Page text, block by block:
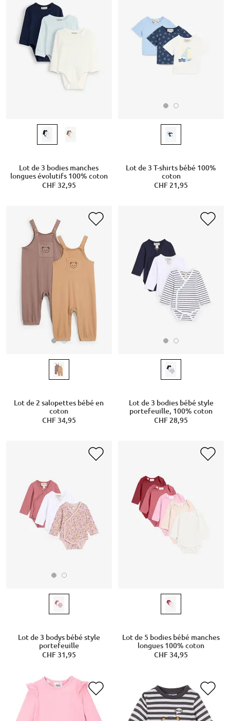
Lot de 3 bodies manches
longues évolutifs 100% coton
CHF 32,95
Lot de 3 T-shirts bébé 100%
coton
CHF 21,95
Lot de 2 salopettes bébé en
coton
CHF 34,95
Lot de 3 bodies bébé style
portefeuille, 100% coton
CHF 28,95
Lot de 3 bodys bébé style
portefeuille
CHF 31,95
Lot de 5 bodies bébé manches
longues 100% coton
CHF 34,95